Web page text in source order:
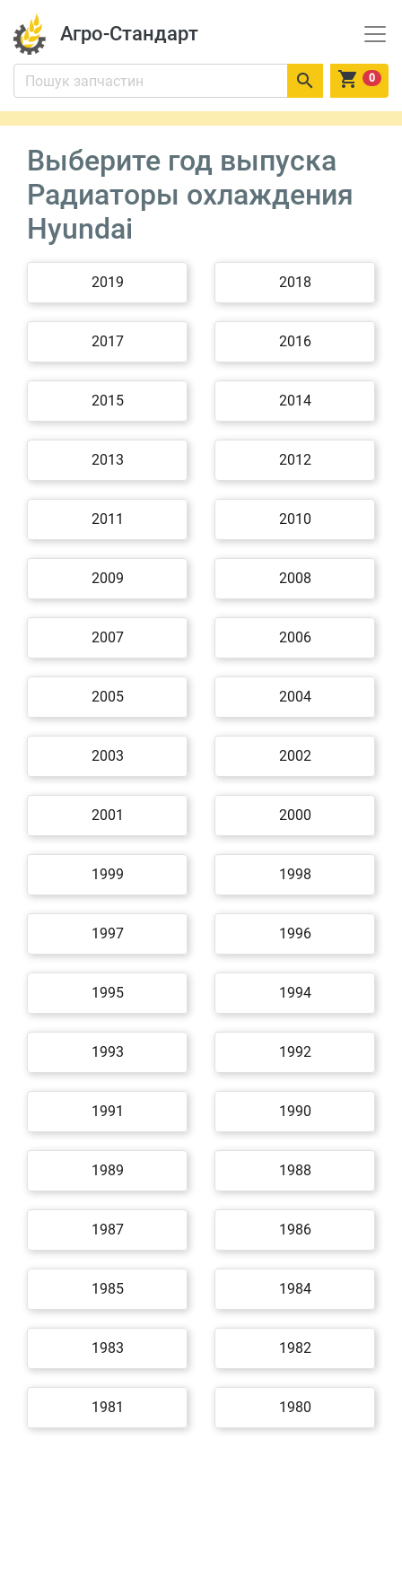
Агро-Стандарт
  0
Выберите год выпуска
Радиаторы охлаждения
Hyundai
2019 2018
2017 2016
2015 2014
2013 2012
2011 2010
2009 2008
2007 2006
2005 2004
2003 2002
2001 2000
1999 1998
1997 1996
1995 1994
1993 1992
1991 1990
1989 1988
1987 1986
1985 1984
1983 1982
1981 1980